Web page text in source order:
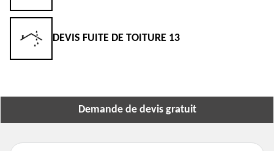
DEVIS FUITE DE TOITURE 13
Demande de devis gratuit